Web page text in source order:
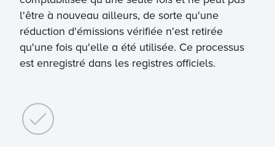
l'être à nouveau ailleurs, de sorte qu'une
réduction d'émissions vérifiée n'est retirée
qu'une fois qu'elle a été utilisée. Ce processus
est enregistré dans les registres officiels.